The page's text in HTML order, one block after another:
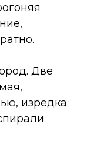
Две
изредка